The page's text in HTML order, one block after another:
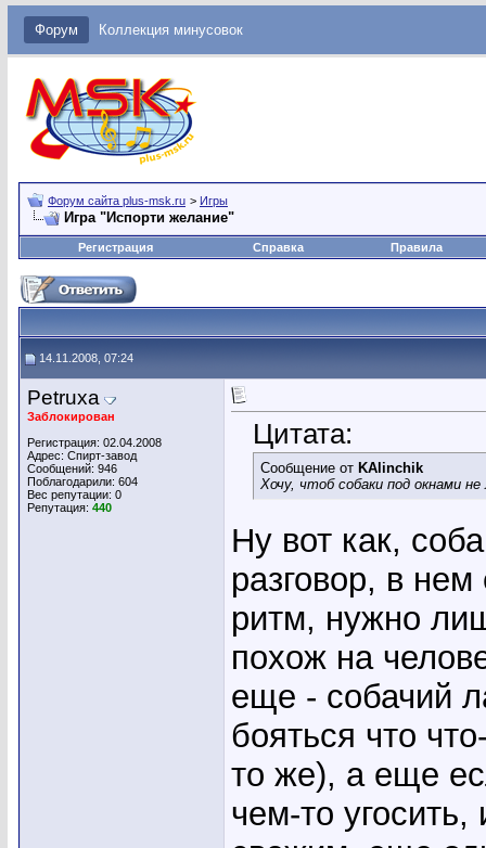
Форум Коллекция минусовок
Форум сайта plus-msk.ru > Игры
Игра "Испорти желание"
Регистрация Справка Правила
14.11.2008, 07:24
Petruxa
Заблокирован
Регистрация: 02.04.2008
Адрес: Спирт-завод
Сообщений: 946
Поблагодарили: 604
Вес репутации: 0
Репутация: 440
Цитата:
Сообщение от KAlinchik
Хочу, чтоб собаки под окнами
Ну вот как,
разговор, в
ритм, нужно
похож на
еще - собачий
бояться что
то же), а еще
чем-то